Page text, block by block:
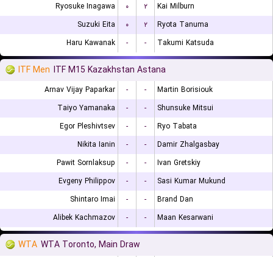
Ryosuke Inagawa
۰ ۲
Kai Milburn
Suzuki Eita
۰ ۲
Ryota Tanuma
Haru Kawanak
- - Takumi Katsuda
ITF Men ITF M15 Kazakhstan Astana
Arnav Vijay Paparkar - -
Martin Borisiouk
Taiyo Yamanaka
- -
Shunsuke Mitsui
Egor Pleshivtsev
- -
Ryo Tabata
Nikita Ianin
- -
Damir Zhalgasbay
Pawit Sornlaksup
- -
Ivan Gretskiy
Evgeny Philippov
- -
Sasi Kumar Mukund
Shintaro Imai
- -
Brand Dan
Alibek Kachmazov
- - Maan Kesarwani
WTA WTA Toronto, Main Draw